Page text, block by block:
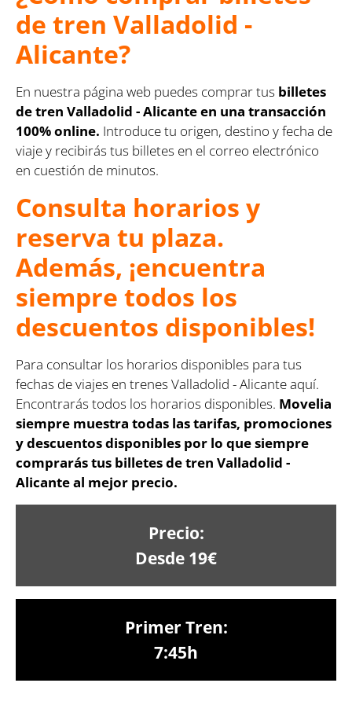
de tren Valladolid -
Alicante?
En nuestra página web puedes comprar tus billetes
de tren Valladolid - Alicante en una transacción
100% online. Introduce tu origen, destino y fecha de
viaje y recibirás tus billetes en el correo electrónico
en cuestión de minutos.
Consulta horarios y
reserva tu plaza.
Además, ¡encuentra
siempre todos los
descuentos disponibles!
Para consultar los horarios disponibles para tus
fechas de viajes en trenes Valladolid - Alicante aquí.
Encontrarás todos los horarios disponibles. Movelia
siempre muestra todas las tarifas, promociones
y descuentos disponibles por lo que siempre
comprarás tus billetes de tren Valladolid -
Alicante al mejor precio.
Precio:
Desde 19€
Primer Tren:
7:45h